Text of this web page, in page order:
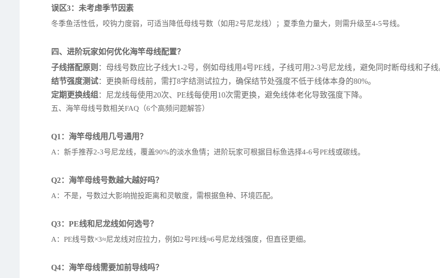
误区3：未考虑季节因素
冬季鱼活性低，咬钩力度弱，可适当降低母线号数（如用2号尼龙线）；夏季鱼力量大，则需升级至4-5号线。
四、进阶玩家如何优化海竿母线配置？
子线搭配原则 ：母线号数应比子线大1-2号，例如母线用4号PE线，子线可用2-3号尼龙线，避免同时断母线和子
结节强度测试：更换新母线前，需打8字结测试拉力，确保结节处强度不低于线体本身的80%。
定期更换线组：尼龙线每使用20次、PE线每使用10次需更换，避免线体老化导致强度下降。
五、海竿母线号数相关FAQ（6个高频问题解答）
Q1：海竿母线用几号通用？
A：新手推荐2-3号尼龙线，覆盖90%的淡水鱼情；进阶玩家可根据目标鱼选择4-6号PE线或碳线。
Q2：海竿母线号数越大越好吗？
A：不是，号数过大影响抛投距离和灵敏度，需根据鱼种、环境匹配。
Q3：PE线和尼龙线如何选号？
A：PE线号数×3≈尼龙线对应拉力，例如2号PE线≈6号尼龙线强度，但直径更细。
Q4：海竿母线需要加前导线吗？